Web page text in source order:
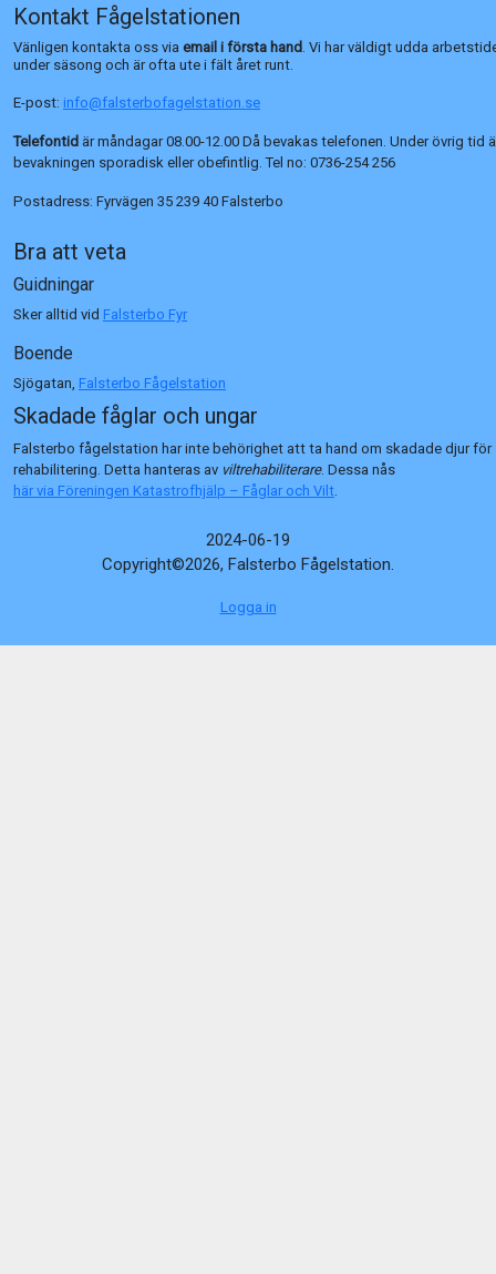
Kontakt Fågelstationen
Vänligen kontakta oss via email i första hand. Vi har väldigt udda
under säsong och är ofta ute i fält året runt.
E-post: info@falsterbofagelstation.se
Telefontid är måndagar 08.00-12.00 Då bevakas telefonen. Under övrig tid
bevakningen sporadisk eller obefintlig. Tel no: 0736-254 256
Postadress: Fyrvägen 35 239 40 Falsterbo
Bra att veta
Guidningar
Sker alltid vid Falsterbo Fyr
Boende
Sjögatan, Falsterbo Fågelstation
Skadade fåglar och ungar
Falsterbo fågelstation har inte behörighet att ta hand om skadade djur för
rehabilitering. Detta hanteras av viltrehabiliterare. Dessa nås
här via Föreningen Katastrofhjälp – Fåglar och Vilt.
2024-06-19
Copyright©2026, Falsterbo Fågelstation.
Logga in